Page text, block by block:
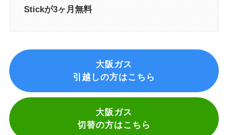
Stickが3ヶ月無料
大阪ガス
引越しの方はこちら
大阪ガス
切替の方はこちら